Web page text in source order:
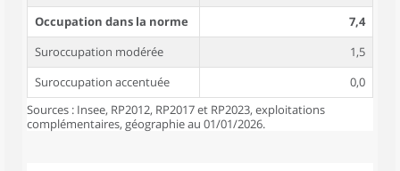
Occupation dans la norme
7,4
Suroccupation modérée
1,5
Suroccupation accentuée
0,0
Sources : Insee, RP2012, RP2017 et RP2023, exploitations
complémentaires, géographie au 01/01/2026.